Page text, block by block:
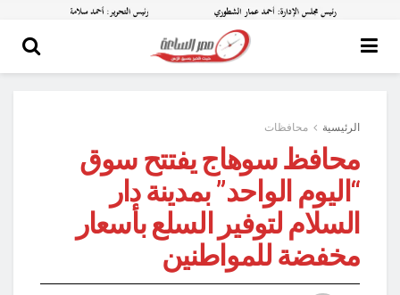
الرئيسية محافظات
محافظ سوهاج يفتتح سوق
“اليوم الواحد” بمدينة دار
السلام لتوفير السلع بأسعار
مخفضة للمواطنين